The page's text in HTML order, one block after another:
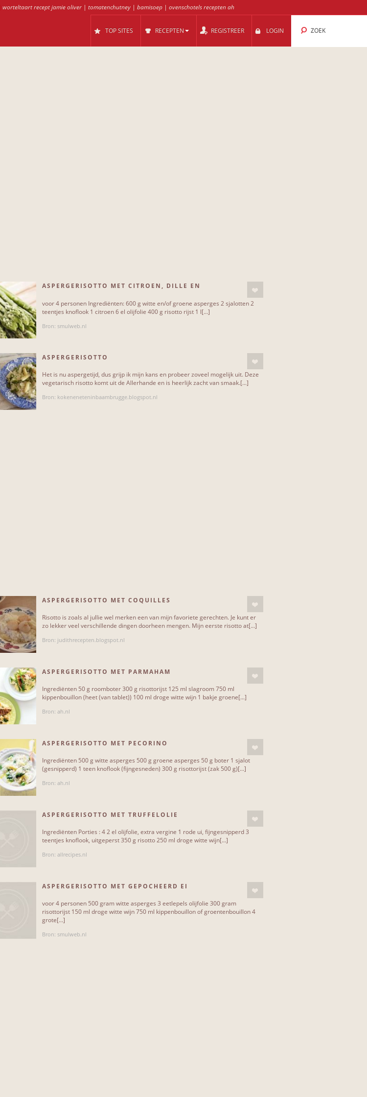
worteltaart recept jamie oliver| tomatenchutney| bamisoep| ovenschotels recepten ah
TOP SITES RECEPTEN REGISTREER LOGIN ZOEK
ASPERGERISOTTO MET CITROEN, DILLE EN
voor 4 personen Ingrediënten: 600 g witte en/of groene asperges 2 sjalotten 2
teentjes knoflook 1 citroen 6 el olijfolie 400 g risotto rijst 1 l[...]
Bron: smulweb.nl
ASPERGERISOTTO
Het is nu aspergetijd, dus grijp ik mijn kans en probeer zoveel mogelijk uit. Deze
vegetarisch risotto komt uit de Allerhande en is heerlijk zacht van smaak.[...]
Bron: kokeneneteninbaambrugge.blogspot.nl
ASPERGERISOTTO MET COQUILLES
Risotto is zoals al jullie wel merken een van mijn favoriete gerechten. Je kunt er
zo lekker veel verschillende dingen doorheen mengen. Mijn eerste risotto at[...]
Bron: judithrecepten.blogspot.nl
ASPERGERISOTTO MET PARMAHAM
Ingrediënten 50 g roomboter 300 g risottorijst 125 ml slagroom 750 ml
kippenbouillon (heet (van tablet)) 100 ml droge witte wijn 1 bakje groene[...]
Bron: ah.nl
ASPERGERISOTTO MET PECORINO
Ingrediënten 500 g witte asperges 500 g groene asperges 50 g boter 1 sjalot
(gesnipperd) 1 teen knoflook (fijngesneden) 300 g risottorijst (zak 500 g)[...]
Bron: ah.nl
ASPERGERISOTTO MET TRUFFELOLIE
Ingrediënten Porties : 4 2 el olijfolie, extra vergine 1 rode ui, fijngesnipperd 3
teentjes knoflook, uitgeperst 350 g risotto 250 ml droge witte wijn[...]
Bron: allrecipes.nl
ASPERGERISOTTO MET GEPOCHEERD EI
voor 4 personen 500 gram witte asperges 3 eetlepels olijfolie 300 gram
risottorijst 150 ml droge witte wijn 750 ml kippenbouillon of groentenbouillon 4
grote[...]
Bron: smulweb.nl